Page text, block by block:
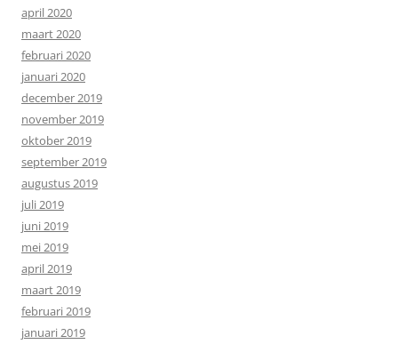
april 2020
maart 2020
februari 2020
januari 2020
december 2019
november 2019
oktober 2019
september 2019
augustus 2019
juli 2019
juni 2019
mei 2019
april 2019
maart 2019
februari 2019
januari 2019